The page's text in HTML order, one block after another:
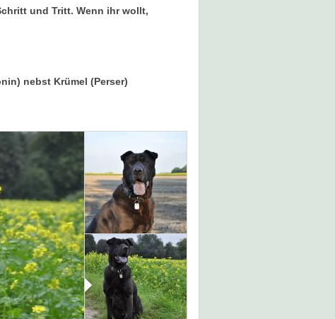
und Tritt. Wenn ihr wollt,
nebst Krümel (Perser)